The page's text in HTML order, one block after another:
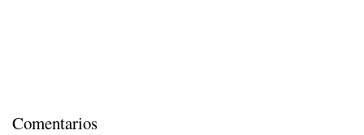
Comentarios